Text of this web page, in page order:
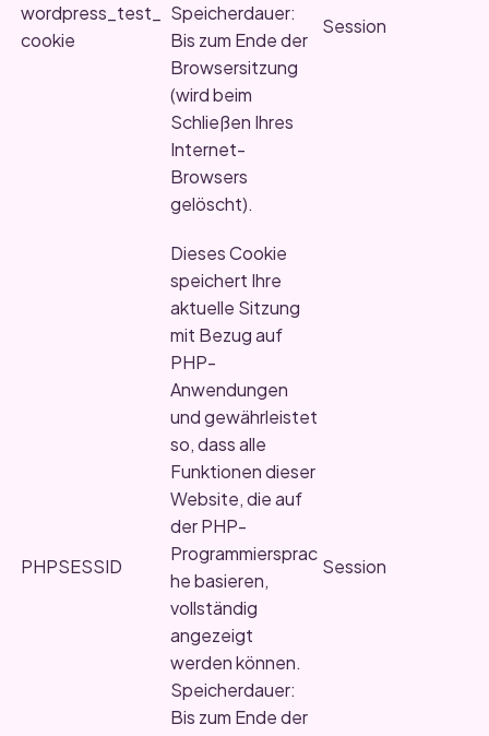
wordpress_test_
cookie
Speicherdauer:
Bis zum Ende der
Browsersitzung
(wird beim
Schließen Ihres
Internet-
Browsers
gelöscht).
Session
PHPSESSID
Dieses Cookie
speichert Ihre
aktuelle Sitzung
mit Bezug auf
PHP-
Anwendungen
und gewährleistet
so, dass alle
Funktionen dieser
Website, die auf
der PHP-
Programmiersprac
he basieren,
vollständig
angezeigt
werden können.
Speicherdauer:
Bis zum Ende der
Session